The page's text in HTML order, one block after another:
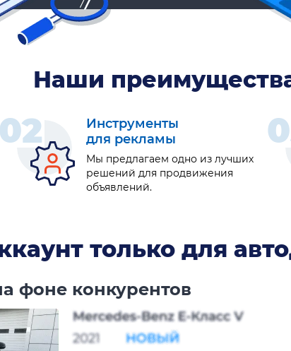
Наши
02
Инструменты
для рекламы
Мы предлагаем одно из лучших
решений для продвижения
объявлений.
только для
фоне конкурентов